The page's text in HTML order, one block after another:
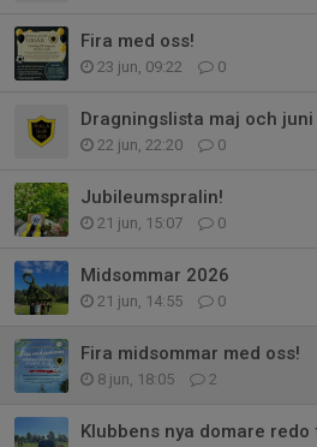
Fira med oss!
23 jun, 09:22 0
Dragningslista maj och juni
22 jun, 22:20 0
Jubileumspralin!
21 jun, 15:07 0
Midsommar 2026
21 jun, 14:55 0
Fira midsommar med oss!
8 jun, 18:05 2
Klubbens nya domare